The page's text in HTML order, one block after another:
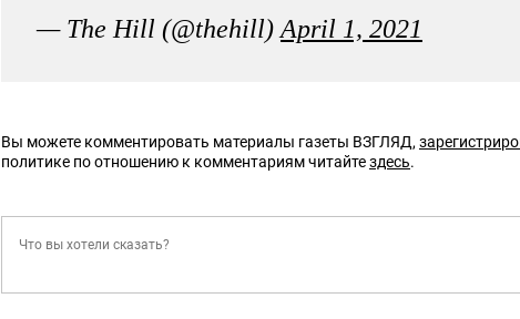
— The Hill (@thehill)April 1, 2021
Вы можете комментировать материалы газеты ВЗГЛЯД,
политике по отношению к комментариям читайтездесь.